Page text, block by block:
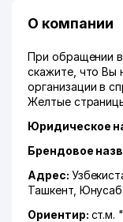
О компании
При обращении в
скажите, что Вы
организации в
Желтые
Юридическое
Брендовое
Адрес:
Ташкент,
Ориентир: ст.м.